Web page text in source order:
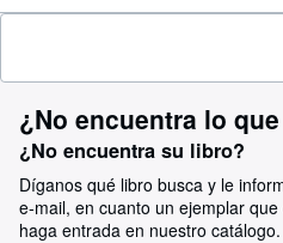
¿No encuentra lo
¿No encuentra su libro?
Díganos qué libro busca y le
e-mail, en cuanto un ejemplar
haga entrada en nuestro catálogo.